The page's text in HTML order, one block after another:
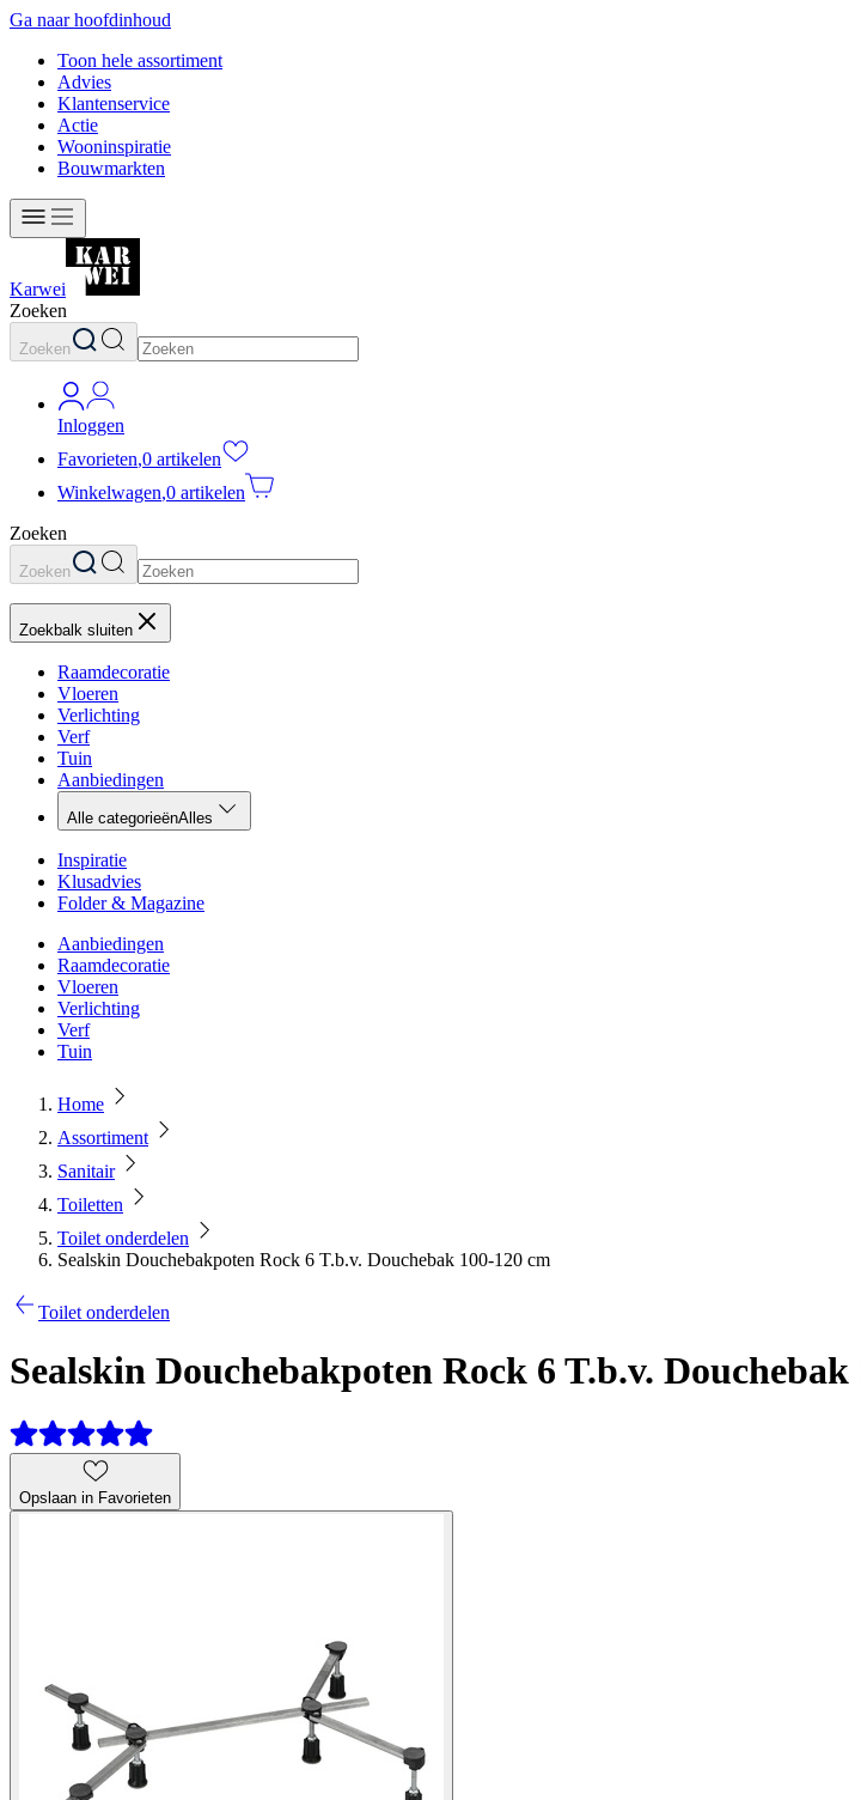
Ga naar hoofdinhoud
Toon hele assortiment
Advies
Klantenservice
Actie
Wooninspiratie
Bouwmarkten
Karwei
Zoeken
Zoeken
Inloggen
Favorieten,0 artikelen
Winkelwagen,0 artikelen
Zoeken
Zoeken
Zoekbalk sluiten
Raamdecoratie
Vloeren
Verlichting
Verf
Tuin
Aanbiedingen
Alle categorieënAlles
Inspiratie
Klusadvies
Folder & Magazine
Aanbiedingen
Raamdecoratie
Vloeren
Verlichting
Verf
Tuin
Home
Assortiment
Sanitair
Toiletten
Toilet onderdelen
Sealskin Douchebakpoten Rock 6 T.b.v. Douchebak 100-120 cm
Toilet onderdelen
Sealskin Douchebakpoten Rock 6 T.b.v. Douchebak
Opslaan in Favorieten